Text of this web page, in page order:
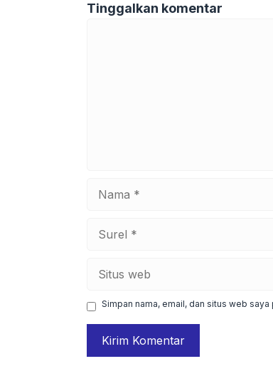
Tinggalkan komentar
Simpan nama, email, dan situs web